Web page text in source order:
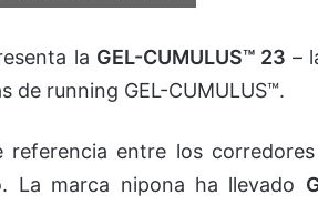
la GEL-CUMULUS™ 23 –
de running GEL-CUMULUS™.
referencia entre los
La marca nipona ha llevado